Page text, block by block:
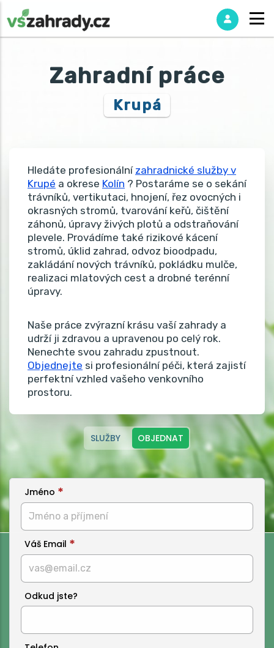
Zahradní práce
Krupá
Hledáte profesionální zahradnické služby v
Krupé a okrese Kolín ? Postaráme se o sekání
trávníků, vertikutaci, hnojení, řez ovocných i
okrasných stromů, tvarování keřů, čištění
záhonů, úpravy živých plotů a odstraňování
plevele. Provádíme také rizikové kácení
stromů, úklid zahrad, odvoz bioodpadu,
zakládání nových trávníků, pokládku mulče,
realizaci mlatových cest a drobné terénní
úpravy.
Naše práce zvýrazní krásu vaší zahrady a
udrží ji zdravou a upravenou po celý rok.
Nenechte svou zahradu zpustnout.
Objednejte si profesionální péči, která zajistí
perfektní vzhled vašeho venkovního
prostoru.
SLUŽBY OBJEDNAT
Jméno
Váš Email
Odkud jste?